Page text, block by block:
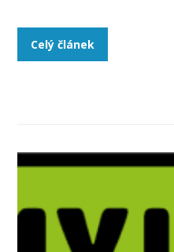
Celý článek